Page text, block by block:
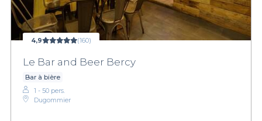
4,9 (160)
Le Bar and Beer Bercy
Bar à bière
1 - 50 pers.
Dugommier